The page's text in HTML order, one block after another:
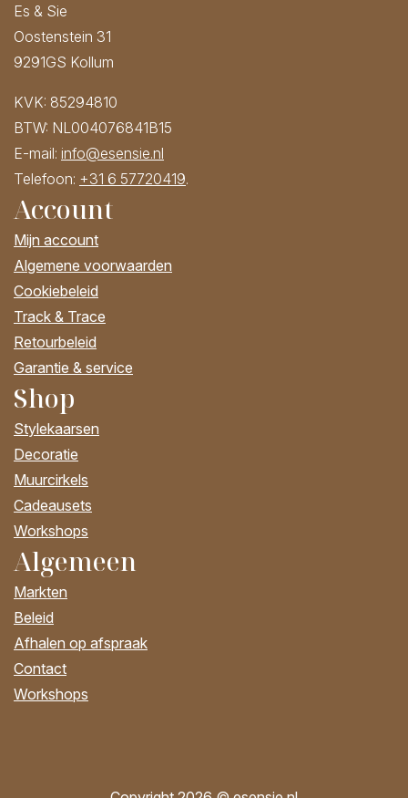
Es & Sie
Oostenstein 31
9291GS Kollum
KVK: 85294810
BTW: NL004076841B15
E-mail: info@esensie.nl
Telefoon: +31 6 57720419.
Account
Mijn account
Algemene voorwaarden
Cookiebeleid
Track & Trace
Retourbeleid
Garantie & service
Shop
Stylekaarsen
Decoratie
Muurcirkels
Cadeausets
Workshops
Algemeen
Markten
Beleid
Afhalen op afspraak
Contact
Workshops